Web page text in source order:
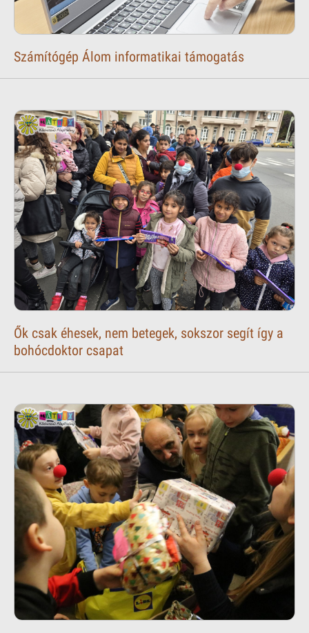
Számítógép Álom informatikai támogatás
Ők csak éhesek, nem betegek, sokszor segít így a
bohócdoktor csapat